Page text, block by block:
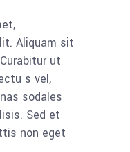
Aliquam sit
ut
s vel,
sodales
Sed et
non eget